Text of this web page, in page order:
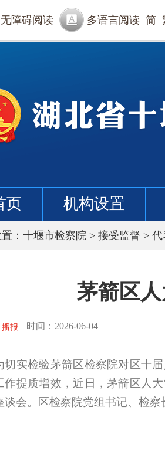
无障碍阅读 多语言阅读 简
页 机构设置
： 十堰市检察院 > 接受监督 > 代
茅箭区
播报 时间：2026-06-04
切实检验茅箭区检察院对区十
作提质增效，近日，茅箭区人
谈会。区检察院党组书记、检察